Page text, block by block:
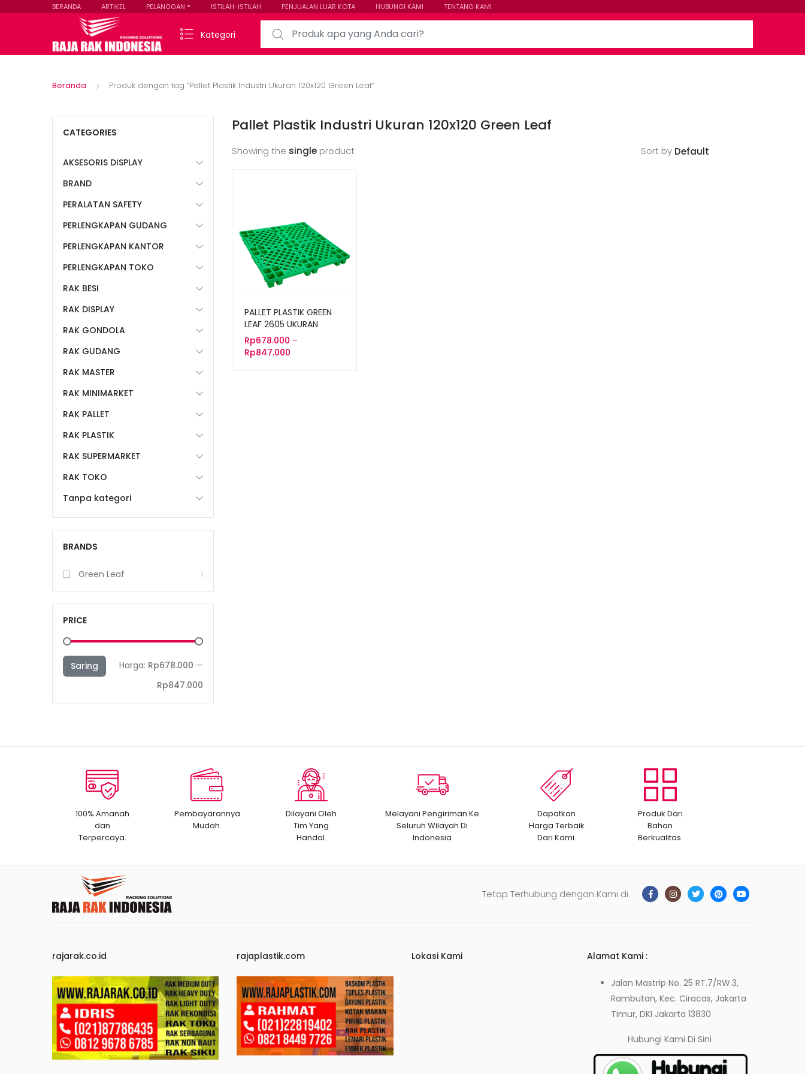
BERANDA ARTIKEL PELANGGAN ISTILAH-ISTILAH PENJUALAN LUAR KOTA HUBUNGI KAMI TENTANG KAMI
Kategori
Search for:
Beranda Produk dengan tag “Pallet Plastik Industri Ukuran 120x120 Green Leaf”
Pallet Plastik Industri Ukuran 120x120 Green Leaf
Showing the single product Sort by
PALLET PLASTIK GREEN
LEAF 2605 UKURAN
120x120x14 CM
Rp678.000 –
Rp847.000
CATEGORIES
AKSESORIS DISPLAY
BRAND
PERALATAN SAFETY
PERLENGKAPAN GUDANG
PERLENGKAPAN KANTOR
PERLENGKAPAN TOKO
RAK BESI
RAK DISPLAY
RAK GONDOLA
RAK GUDANG
RAK MASTER
RAK MINIMARKET
RAK PALLET
RAK PLASTIK
RAK SUPERMARKET
RAK TOKO
Tanpa kategori
BRANDS
Green Leaf 1
PRICE
Saring Harga: Rp678.000 —
Rp847.000
100% Amanah
dan
Terpercaya.
Pembayarannya
Mudah.
Dilayani Oleh
Tim Yang
Handal.
Melayani Pengiriman Ke
Seluruh Wilayah Di
Indonesia
Dapatkan
Harga Terbaik
Dari Kami.
Produk Dari
Bahan
Berkualitas.
Tetap Terhubung dengan Kami di
rajarak.co.id rajaplastik.com Lokasi Kami Alamat Kami :
Jalan Mastrip No. 25 RT.7/RW.3,
Rambutan, Kec. Ciracas, Jakarta
Timur, DKI Jakarta 13830
Hubungi KamiDi Sini